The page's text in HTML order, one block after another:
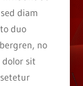
diam
duo
no
dolor sit